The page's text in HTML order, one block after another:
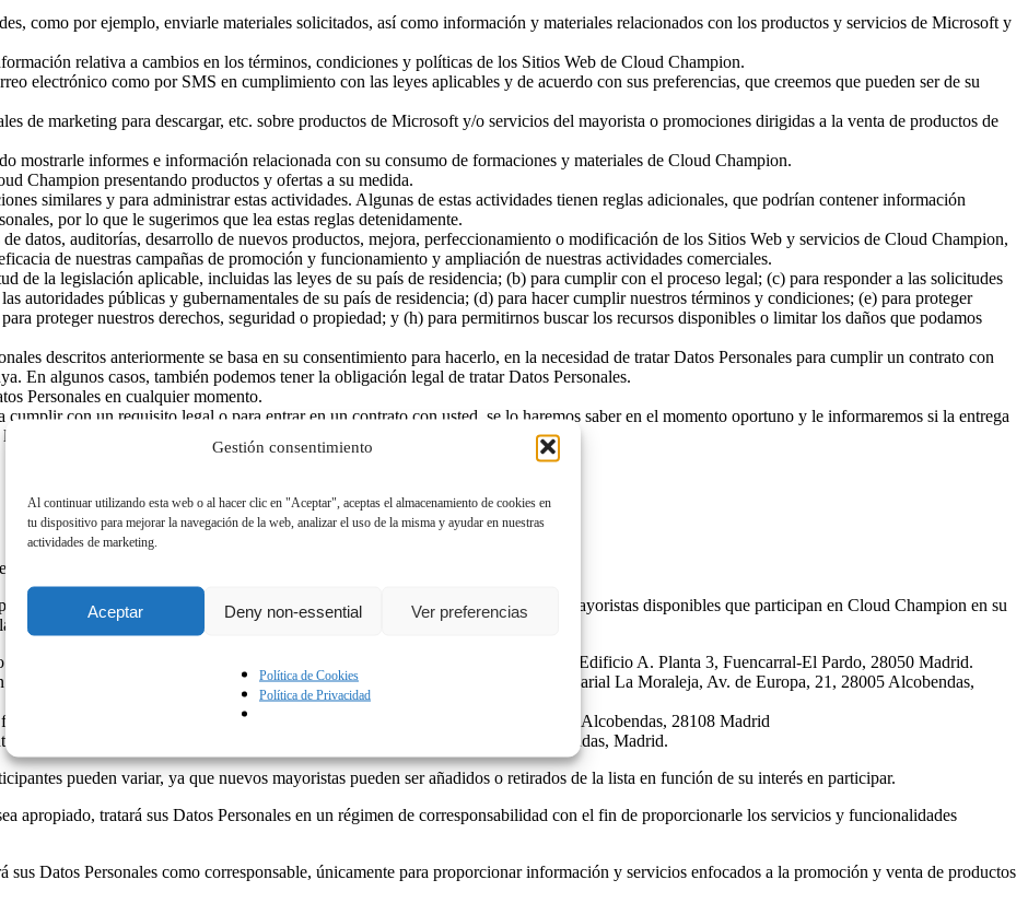
Gestión consentimiento
Al continuar utilizando esta web o al hacer clic en "Aceptar", aceptas el almacenamiento de cookies en
tu dispositivo para mejorar la navegación de la web, analizar el uso de la misma y ayudar en nuestras
actividades de marketing.
Aceptar Deny non-essential Ver preferencias
Política de Cookies
Política de Privacidad
como por ejemplo, enviarle materiales solicitados, así como información y materiales relacionados con los productos y servicios de Microsoft y
relativa a cambios en los términos, condiciones y políticas de los Sitios Web de Cloud Champion.
electrónico como por SMS en cumplimiento con las leyes aplicables y de acuerdo con sus preferencias, que creemos que pueden ser de su
de marketing para descargar, etc. sobre productos de Microsoft y/o servicios del mayorista o promociones dirigidas a la venta de productos de
mostrarle informes e información relacionada con su consumo de formaciones y materiales de Cloud Champion.
Champion presentando productos y ofertas a su medida.
similares y para administrar estas actividades. Algunas de estas actividades tienen reglas adicionales, que podrían contener información
por lo que le sugerimos que lea estas reglas detenidamente.
datos, auditorías, desarrollo de nuevos productos, mejora, perfeccionamiento o modificación de los Sitios Web y servicios de Cloud Champion,
de nuestras campañas de promoción y funcionamiento y ampliación de nuestras actividades comerciales.
de la legislación aplicable, incluidas las leyes de su país de residencia; (b) para cumplir con el proceso legal; (c) para responder a las solicitudes
autoridades públicas y gubernamentales de su país de residencia; (d) para hacer cumplir nuestros términos y condiciones; (e) para proteger
proteger nuestros derechos, seguridad o propiedad; y (h) para permitirnos buscar los recursos disponibles o limitar los daños que podamos
descritos anteriormente se basa en su consentimiento para hacerlo, en la necesidad de tratar Datos Personales para cumplir un contrato con
En algunos casos, también podemos tener la obligación legal de tratar Datos Personales.
Personales en cualquier momento.
con un requisito legal o para entrar en un contrato con usted, se lo haremos saber en el momento oportuno y le informaremos si la entrega
posibles consecuencias si no proporciona sus Datos Personales).
podrá seleccionar el mayorista de Microsoft de su preferencia de una lista de mayoristas disponibles que participan en Cloud Champion en su
actualización de esta Política de Privacidad son:
de identificación fiscal (NIF) A78098308 y dirección en C/ de Quintanadueñas, 6, Edificio A. Planta 3, Fuencarral-El Pardo, 28050 Madrid.
número de identificación fiscal (NIF) A14113500 y dirección en C/ Parque Empresarial La Moraleja, Av. de Europa, 21, 28005 Alcobendas,
(NIF) B78076395 y dirección en C/ de Cantabria (ed Amura), 2 – 3 PLT B 1, Alcobendas, 28108 Madrid
fiscal (NIF) B58728585 y dirección en Av. de la Vega, 15, 28108 Alcobendas, Madrid.
pueden variar, ya que nuevos mayoristas pueden ser añadidos o retirados de la lista en función de su interés en participar.
apropiado, tratará sus Datos Personales en un régimen de corresponsabilidad con el fin de proporcionarle los servicios y funcionalidades
sus Datos Personales como corresponsable, únicamente para proporcionar información y servicios enfocados a la promoción y venta de productos